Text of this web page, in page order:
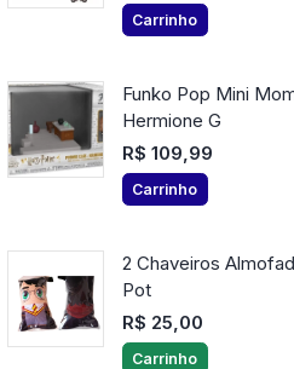
Carrinho
Funko Pop Mini
Hermione G
R$ 109,99
Carrinho
2 Chaveiros
Pot
R$ 25,00
Carrinho